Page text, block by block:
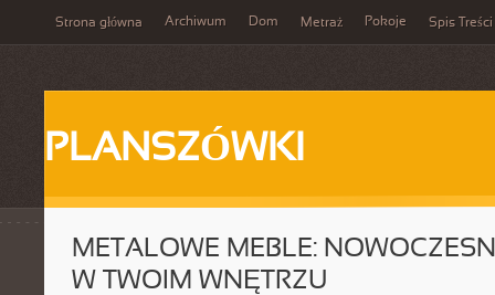
Strona główna Archiwum Dom Metraż Pokoje Spis Treści
PLANSZÓWKI
METALOWE MEBLE:
W TWOIM WNĘTRZU